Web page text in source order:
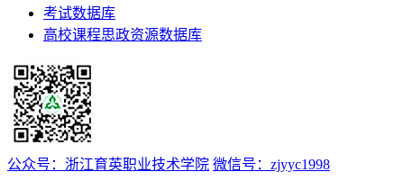
考试数据库
高校课程思政资源数据库
公众号：浙江育英职业技术学院 微信号：zjyyc1998